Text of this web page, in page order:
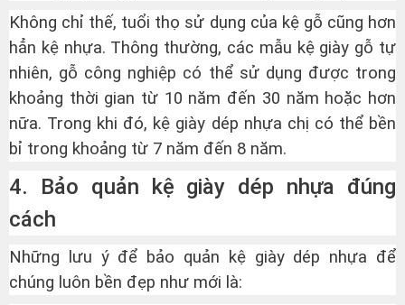
Không chỉ thế, tuổi thọ sử dụng của kệ gỗ cũng hơn
hẳn kệ nhựa. Thông thường, các mẫu kệ giày gỗ tự
nhiên, gỗ công nghiệp có thể sử dụng được trong
khoảng thời gian từ 10 năm đến 30 năm hoặc hơn
nữa. Trong khi đó, kệ giày dép nhựa chị có thể bền
bỉ trong khoảng từ 7 năm đến 8 năm.
4. Bảo quản kệ giày dép nhựa đúng
cách
Những lưu ý để bảo quản kệ giày dép nhựa để
chúng luôn bền đẹp như mới là: